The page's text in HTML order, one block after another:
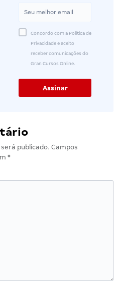
Concordo com a Política de
Privacidade e aceito
receber comunicações do
Gran Cursos Online.
publicado. Campos
*